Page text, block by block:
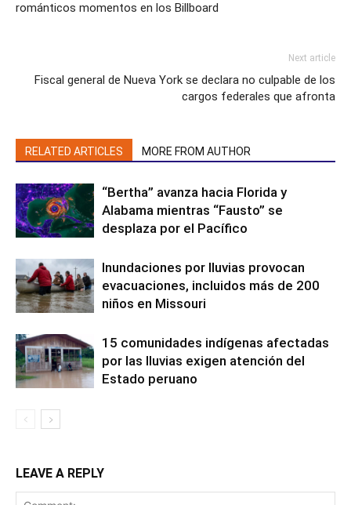
románticos momentos en los Billboard
Next article
Fiscal general de Nueva York se declara no culpable de los
cargos federales que afronta
RELATED ARTICLES MORE FROM AUTHOR
“Bertha” avanza hacia Florida y
Alabama mientras “Fausto” se
desplaza por el Pacífico
Inundaciones por lluvias provocan
evacuaciones, incluidos más de 200
niños en Missouri
15 comunidades indígenas afectadas
por las lluvias exigen atención del
Estado peruano
LEAVE A REPLY